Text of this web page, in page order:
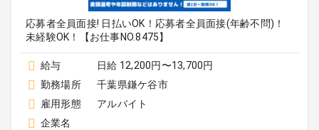
応募者全員面接! 日払いOK！応募者全員面接(年齢不問)！
未経験OK！【お仕事NO.8475】
給与
日給 12,200円〜13,700円
勤務場所
千葉県鎌ケ谷市
雇用形態
アルバイト
企業名